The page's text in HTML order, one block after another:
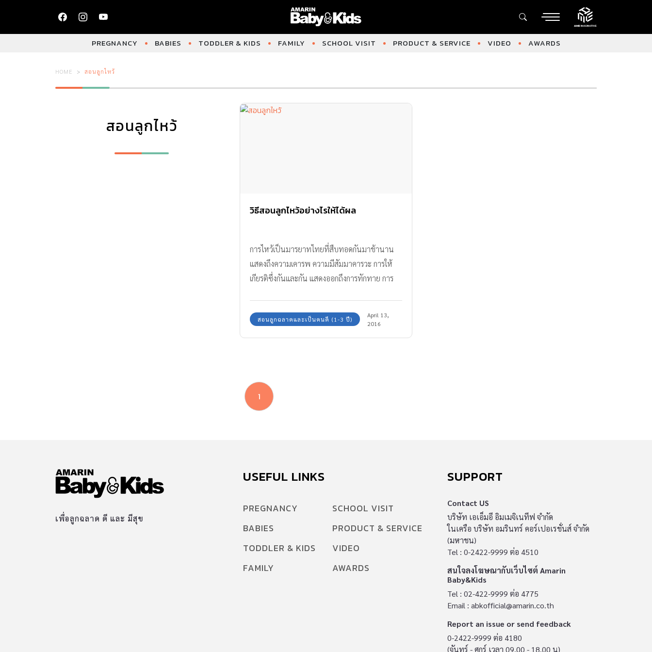
PREGNANCY BABIES TODDLER & KIDS FAMILY SCHOOL VISIT PRODUCT & SERVICE VIDEO AWARDS
HOME สอนลูกไหว้
สอนลูกไหว้
วิธีสอนลูกไหว้อย่างไรให้ได้ผล
การไหว้เป็นมารยาทไทยที่สืบทอดกันมาช้านาน
แสดงถึงความเคารพ ความมีสัมมาคารวะ การให้
เกียรติซึ่งกันและกัน แสดงออกถึงการทักทาย การ
สอนลูกฉลาดและเป็นคนดี (1-3 ปี)
April 13,
2016
1
เพื่อลูกฉลาด ดี และ มีสุข
USEFUL LINKS
PREGNANCY
BABIES
TODDLER & KIDS
FAMILY
SCHOOL VISIT
PRODUCT & SERVICE
VIDEO
AWARDS
SUPPORT
Contact US
บริษัท เอเอ็มอี อิมเมจิเนทีฟ จำกัด
ในเครือ บริษัท อมรินทร์ คอร์เปอเรชั่นส์ จำกัด
(มหาชน)
Tel : 0-2422-9999 ต่อ 4510
สนใจลงโฆษณากับเว็บไซต์ Amarin
Baby&Kids
Tel : 02-422-9999 ต่อ 4775
Email : abkofficial@amarin.co.th
Report an issue or send feedback
0-2422-9999 ต่อ 4180
(จันทร์ - ศุกร์ เวลา 09.00 - 18.00 น)